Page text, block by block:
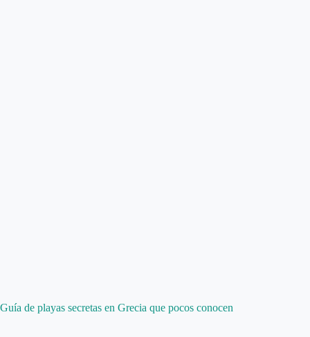
Guía de playas secretas en Grecia que pocos conocen